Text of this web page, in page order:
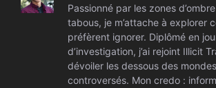
Passionné par les zones
tabous, je m’attache à explorer
préfèrent ignorer. Diplômé en
d’investigation, j’ai rejoint Illicit
dévoiler les dessous des
controversés. Mon credo :